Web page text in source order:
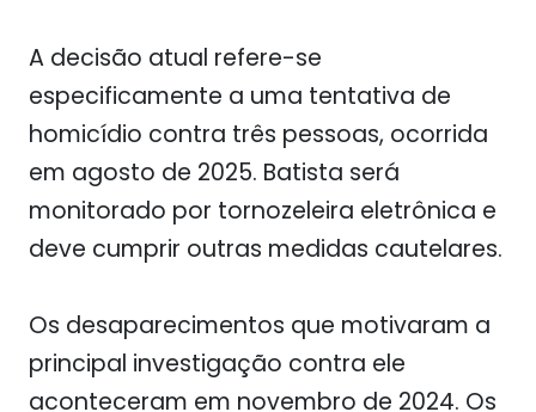
A decisão atual refere-se
especificamente a uma tentativa de
homicídio contra três pessoas, ocorrida
em agosto de 2025. Batista será
monitorado por tornozeleira eletrônica e
deve cumprir outras medidas cautelares.
Os desaparecimentos que motivaram a
principal investigação contra ele
aconteceram em novembro de 2024. Os